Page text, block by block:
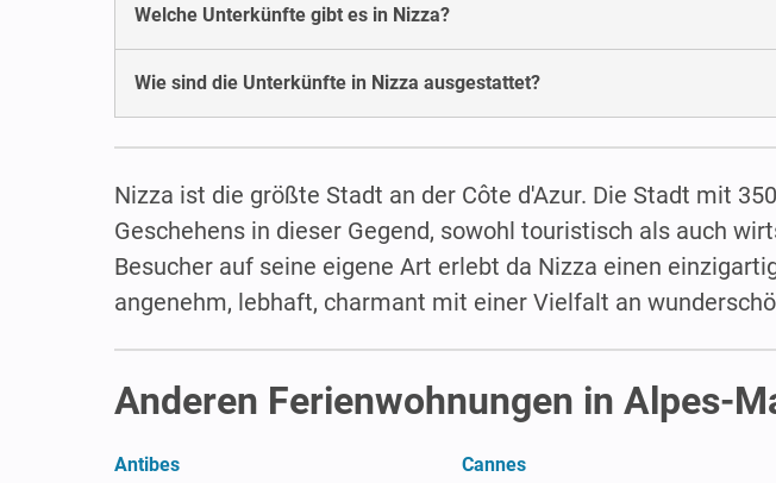
Welche Unterkünfte gibt es in Nizza?
Wie sind die Unterkünfte in Nizza ausgestattet?
Nizza ist die größte Stadt an der Côte d'Azur. Die Stadt mit
Geschehens in dieser Gegend, sowohl touristisch als auch
Besucher auf seine eigene Art erlebt da Nizza einen
angenehm, lebhaft, charmant mit einer Vielfalt an
Anderen Ferienwohnungen in Alpes-
Antibes Cannes